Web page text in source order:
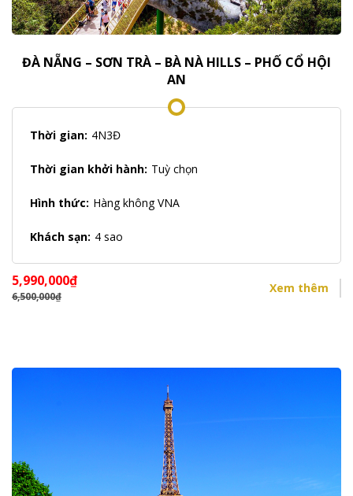
ĐÀ NẴNG – SƠN TRÀ – BÀ NÀ HILLS – PHỐ CỔ HỘI
AN
Thời gian: 4N3Đ
Thời gian khởi hành: Tuỳ chọn
Hình thức: Hàng không VNA
Khách sạn: 4 sao
5,990,000₫
6,500,000₫
Xem thêm